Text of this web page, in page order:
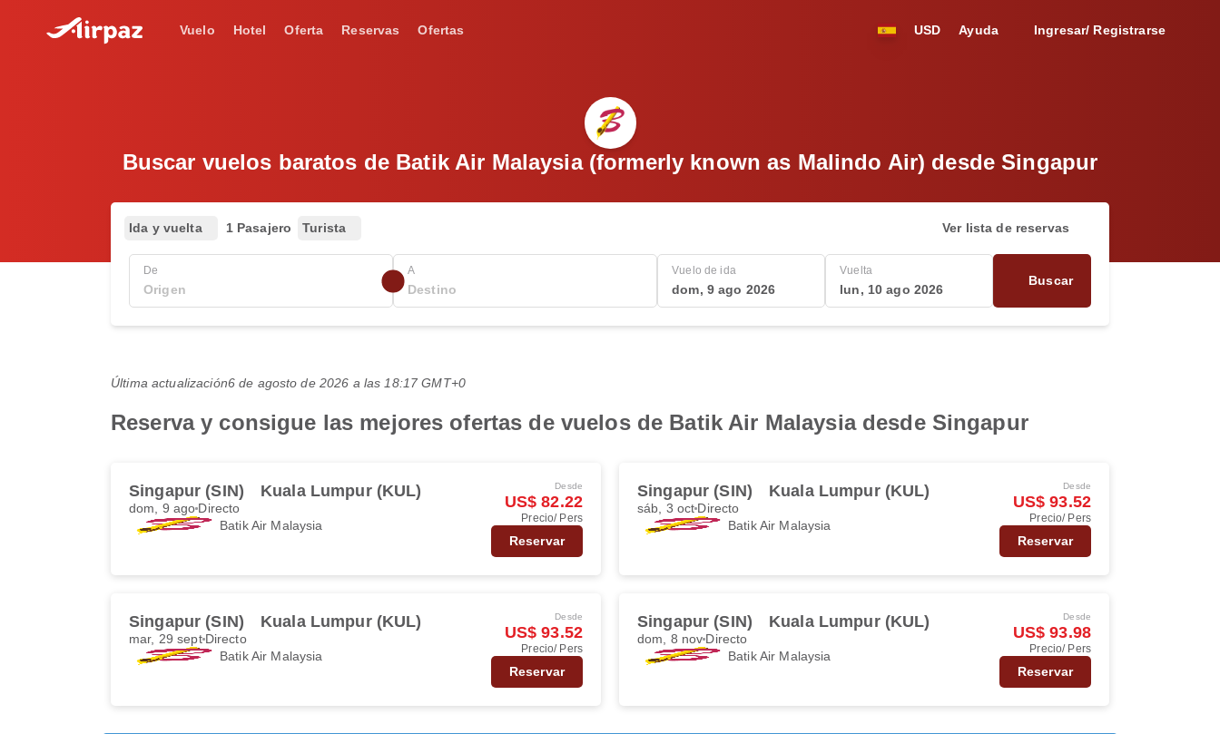
Vuelo Hotel Oferta Reservas Ofertas USD Ayuda Ingresar/ Registrarse
Buscar vuelos baratos de Batik Air Malaysia (formerly known as Malindo Air) desde Singapur
Ida y vuelta 1 Pasajero Turista Ver lista de reservas
De A Vuelo de ida
dom, 9 ago 2026
Vuelta
lun, 10 ago 2026
Buscar
Última actualización6 de agosto de 2026 a las 18:17 GMT+0
Reserva y consigue las mejores ofertas de vuelos de Batik Air Malaysia desde Singapur
Singapur (SIN) Kuala Lumpur (KUL)
dom, 9 ago Directo
Batik Air Malaysia
Desde
US$ 82.22
Precio/ Pers
Reservar
Singapur (SIN) Kuala Lumpur (KUL)
sáb, 3 oct Directo
Batik Air Malaysia
Desde
US$ 93.52
Precio/ Pers
Reservar
Singapur (SIN) Kuala Lumpur (KUL)
mar, 29 septDirecto
Batik Air Malaysia
Desde
US$ 93.52
Precio/ Pers
Reservar
Singapur (SIN) Kuala Lumpur (KUL)
dom, 8 nov Directo
Batik Air Malaysia
Desde
US$ 93.98
Precio/ Pers
Reservar